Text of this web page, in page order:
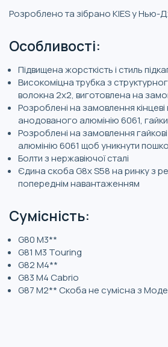
Розроблено та зібрано KIES у Нью-
Особливості:
Підвищена жорсткість і стиль
Високоміцна трубка з
волокна 2x2, виготовлена ​​на
Розроблені на замовлення кінцеві
анодованого алюмінію 6061,
Розроблені на замовлення
алюмінію 6061 щоб уникнути
Болти з нержавіючої сталі
Єдина скоба G8x S58 на ринку з
попереднім навантаженням
Сумісність:
G80 M3**
G81 M3 Touring
G82 M4**
G83 M4 Cabrio
G87 M2** Скоба не сумісна з